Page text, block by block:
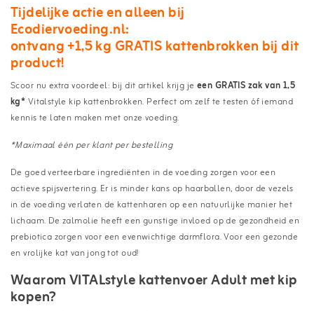
Tijdelijke actie en alleen bij
Ecodiervoeding.nl:
ontvang +1,5 kg GRATIS kattenbrokken bij dit
product!
Scoor nu extra voordeel: bij dit artikel krijg je een GRATIS zak van 1,5
kg*Vitalstyle kip kattenbrokken. Perfect om zelf te testen óf iemand
kennis te laten maken met onze voeding.
*Maximaal één per klant per bestelling
De goed verteerbare ingrediënten in de voeding zorgen voor een
actieve spijsvertering. Er is minder kans op haarballen, door de vezels
in de voeding verlaten de kattenharen op een natuurlijke manier het
lichaam. De zalmolie heeft een gunstige invloed op de gezondheid en
prebiotica zorgen voor een evenwichtige darmflora. Voor een gezonde
en vrolijke kat van jong tot oud!
Waarom VITALstyle kattenvoer Adult met kip
kopen?